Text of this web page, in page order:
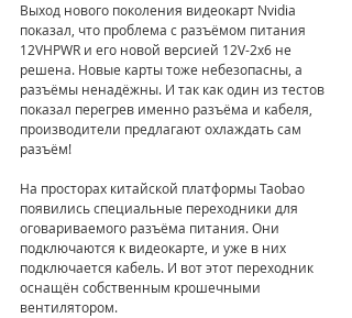
Выход нового поколения видеокарт Nvidia
показал, что проблема с разъёмом питания
12VHPWR и его новой версией 12V-2x6 не
решена. Новые карты тоже небезопасны, а
разъёмы ненадёжны. И так как один из тестов
показал перегрев именно разъёма и кабеля,
производители предлагают охлаждать сам
разъём!
На просторах китайской платформы Taobao
появились специальные переходники для
оговариваемого разъёма питания. Они
подключаются к видеокарте, и уже в них
подключается кабель. И вот этот переходник
оснащён собственным крошечными
вентилятором.